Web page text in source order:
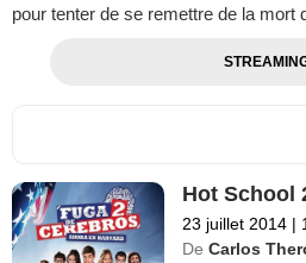
pour tenter de se remettre de la mort
Hot School
23 juillet 2014 |
De Carlos